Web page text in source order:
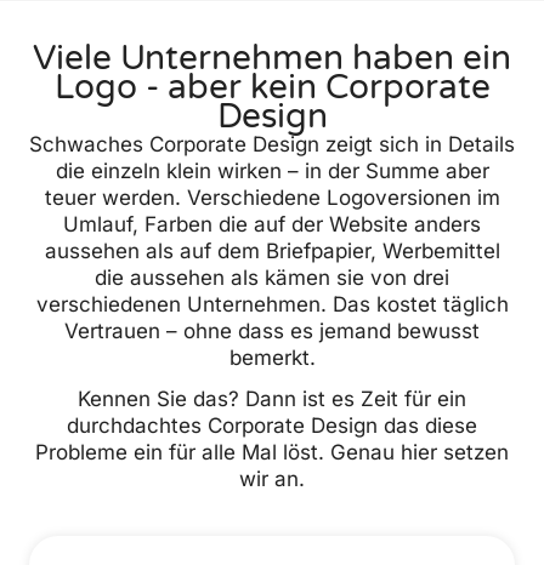
Viele Unternehmen haben ein
Logo - aber kein Corporate
Design
Schwaches Corporate Design zeigt sich in Details
die einzeln klein wirken – in der Summe aber
teuer werden. Verschiedene Logoversionen im
Umlauf, Farben die auf der Website anders
aussehen als auf dem Briefpapier, Werbemittel
die aussehen als kämen sie von drei
verschiedenen Unternehmen. Das kostet täglich
Vertrauen – ohne dass es jemand bewusst
bemerkt.
Kennen Sie das? Dann ist es Zeit für ein
durchdachtes Corporate Design das diese
Probleme ein für alle Mal löst. Genau hier setzen
wir an.